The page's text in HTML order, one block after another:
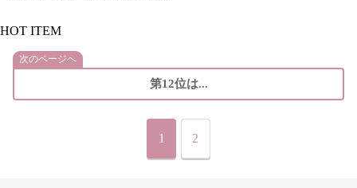
HOT ITEM
次のページへ
第12位は...
1 2